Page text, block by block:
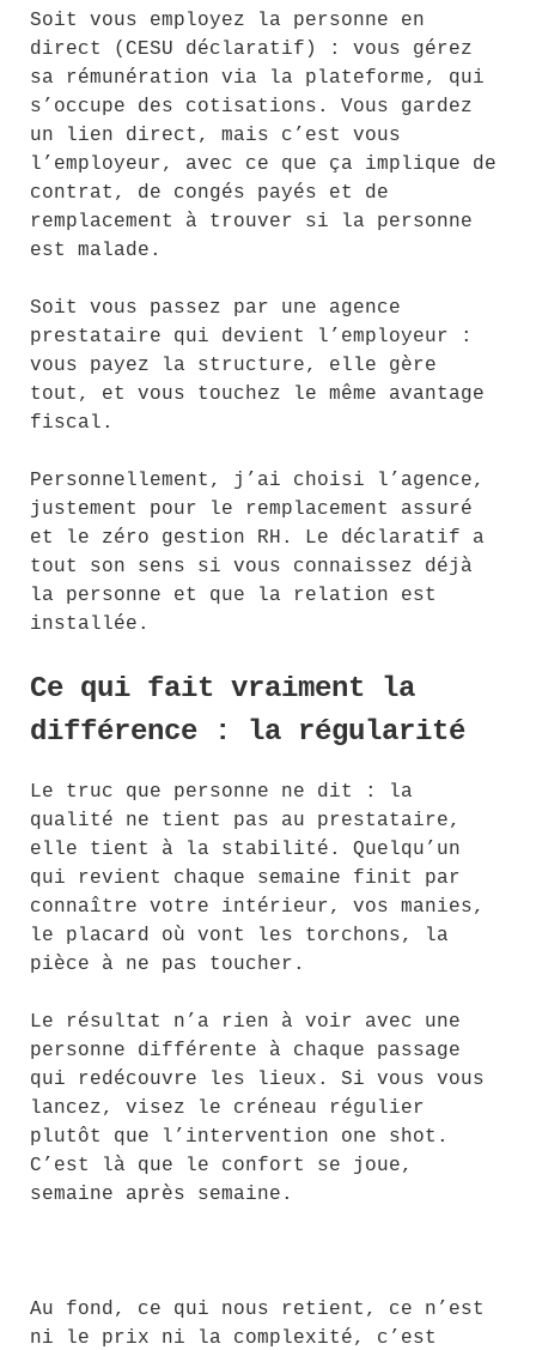
Soit vous employez la personne en
direct (CESU déclaratif) : vous gérez
sa rémunération via la plateforme, qui
s’occupe des cotisations. Vous gardez
un lien direct, mais c’est vous
l’employeur, avec ce que ça implique de
contrat, de congés payés et de
remplacement à trouver si la personne
est malade.
Soit vous passez par une agence
prestataire qui devient l’employeur :
vous payez la structure, elle gère
tout, et vous touchez le même avantage
fiscal.
Personnellement, j’ai choisi l’agence,
justement pour le remplacement assuré
et le zéro gestion RH. Le déclaratif a
tout son sens si vous connaissez déjà
la personne et que la relation est
installée.
Ce qui fait vraiment la
différence : la régularité
Le truc que personne ne dit : la
qualité ne tient pas au prestataire,
elle tient à la stabilité. Quelqu’un
qui revient chaque semaine finit par
connaître votre intérieur, vos manies,
le placard où vont les torchons, la
pièce à ne pas toucher.
Le résultat n’a rien à voir avec une
personne différente à chaque passage
qui redécouvre les lieux. Si vous vous
lancez, visez le créneau régulier
plutôt que l’intervention one shot.
C’est là que le confort se joue,
semaine après semaine.
Au fond, ce qui nous retient, ce n’est
ni le prix ni la complexité, c’est